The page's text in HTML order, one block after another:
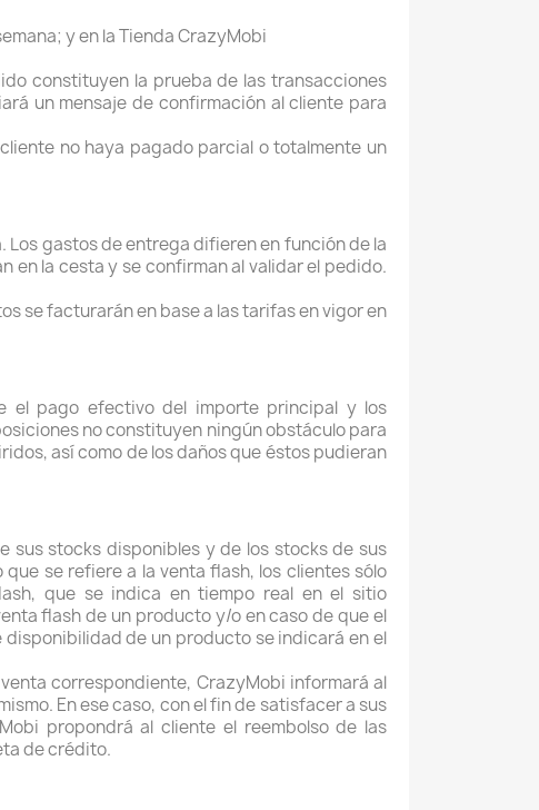
y en la Tienda CrazyMobi
constituyen la prueba de las transacciones
un mensaje de confirmación al cliente para
no haya pagado parcial o totalmente un
Los gastos de entrega difieren en función de la
en la cesta y se confirman al validar el pedido.
se facturarán en base a las tarifas en vigor en
el pago efectivo del importe principal y los
no constituyen ningún obstáculo para
así como de los daños que éstos pudieran
sus stocks disponibles y de los stocks de sus
se refiere a la venta flash, los clientes sólo
que se indica en tiempo real en el sitio
flash de un producto y/o en caso de que el
de un producto se indicará en el
correspondiente, CrazyMobi informará al
En ese caso, con el fin de satisfacer a sus
propondrá al cliente el reembolso de las
de crédito.